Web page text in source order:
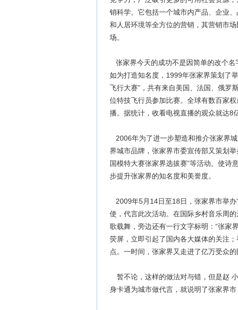
销科学。它包括一个城市内产品、企业
和人居环境等全方位的营销，其营销市
场。
张家界今天的成功不是因简单的改个
如为打造知名度，1999年张家界策划了
飞行大赛”，共有来自美国、法国、俄罗
位特技飞行员参加比赛。全球有数百家
播。据统计，收看电视直播的观众就达8
2006年为了进一步塑造和推介张家界
界城市品牌，张家界市委宣传部又策划
国模特大赛张家界选拔赛”等活动。使诗
步提升张家界的知名度和美誉度。
2009年5月14日至18日，张家界市举办
使，代言此次活动。在国际乡村音乐周
歌载舞，旁边还有一行文字标明：“张家
荧屏，立即引起了国内各大媒体的关注
点。一时间，张家界又走进了亿万受众的
暂不论，这样的做法对与错，但是赵
身卡通为城市做代言，就说明了张家界